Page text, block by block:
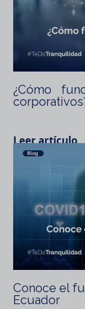
¿Cómo
Leer artículo
Conoce el
Ecuador